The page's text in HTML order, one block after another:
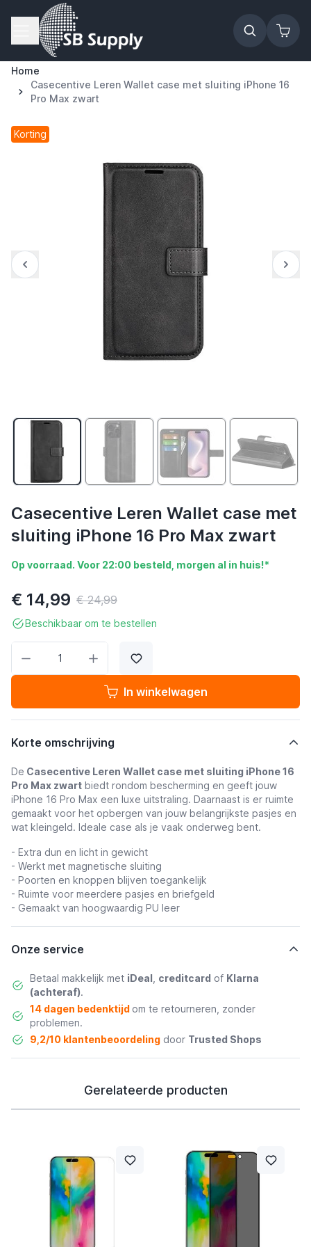
Ga naar de inhoud
Home
Casecentive Leren Wallet case met sluiting iPhone 16
Pro Max zwart
Korting
Casecentive Leren Wallet case met
sluiting iPhone 16 Pro Max zwart
Op voorraad. Voor 22:00 besteld, morgen al in huis!*
€ 14,99 € 24,99
Beschikbaar om te bestellen
In winkelwagen
Korte omschrijving
De Casecentive Leren Wallet case met sluiting iPhone 16
Pro Max zwart biedt rondom bescherming en geeft jouw
iPhone 16 Pro Max een luxe uitstraling. Daarnaast is er ruimte
gemaakt voor het opbergen van jouw belangrijkste pasjes en
wat kleingeld. Ideale case als je vaak onderweg bent.
- Extra dun en licht in gewicht
- Werkt met magnetische sluiting
- Poorten en knoppen blijven toegankelijk
- Ruimte voor meerdere pasjes en briefgeld
- Gemaakt van hoogwaardig PU leer
Onze service
Betaal makkelijk met iDeal creditcard of Klarna
(achteraf).
14 dagen bedenktijd om te retourneren, zonder
problemen.
9,2/10 klantenbeoordelingdoor Trusted Shops
Gerelateerde producten